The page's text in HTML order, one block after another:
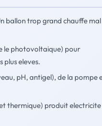
ballon trop grand chauffe mal
le photovoltaique) pour
plus eleves.
pH, antigel), de la pompe
thermique) produit